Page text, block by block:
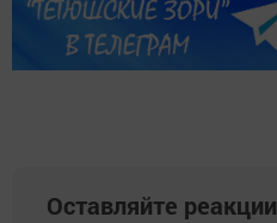
Оставляйте реакции